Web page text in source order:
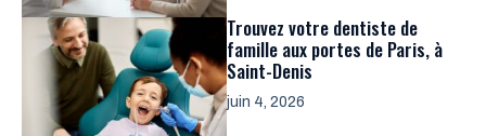
Trouvez votre dentiste de
famille aux portes de Paris, à
Saint-Denis
juin 4, 2026